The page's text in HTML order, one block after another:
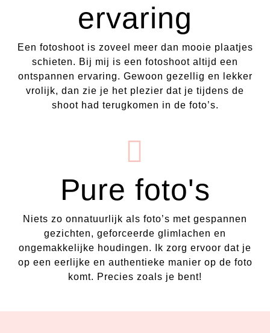
ervaring
Een fotoshoot is zoveel meer dan mooie plaatjes
schieten. Bij mij is een fotoshoot altijd een
ontspannen ervaring. Gewoon gezellig en lekker
vrolijk, dan zie je het plezier dat je tijdens de
shoot had terugkomen in de foto’s.
Pure foto's
Niets zo onnatuurlijk als foto’s met gespannen
gezichten, geforceerde glimlachen en
ongemakkelijke houdingen. Ik zorg ervoor dat je
op een eerlijke en authentieke manier op de foto
komt. Precies zoals je bent!